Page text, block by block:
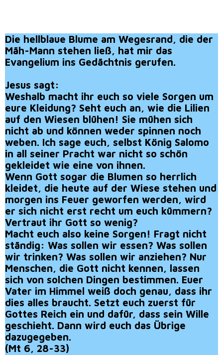
Die hellblaue Blume am Wegesrand, die der
Mäh-Mann stehen ließ, hat mir das
Evangelium ins Gedächtnis gerufen.
Jesus sagt:
Weshalb macht ihr euch so viele Sorgen um
eure Kleidung? Seht euch an, wie die Lilien
auf den Wiesen blühen! Sie mühen sich
nicht ab und können weder spinnen noch
weben. Ich sage euch, selbst König Salomo
in all seiner Pracht war nicht so schön
gekleidet wie eine von ihnen.
Wenn Gott sogar die Blumen so herrlich
kleidet, die heute auf der Wiese stehen und
morgen ins Feuer geworfen werden, wird
er sich nicht erst recht um euch kümmern?
Vertraut ihr Gott so wenig?
Macht euch also keine Sorgen! Fragt nicht
ständig: Was sollen wir essen? Was sollen
wir trinken? Was sollen wir anziehen? Nur
Menschen, die Gott nicht kennen, lassen
sich von solchen Dingen bestimmen. Euer
Vater im Himmel weiß doch genau, dass ihr
dies alles braucht. Setzt euch zuerst für
Gottes Reich ein und dafür, dass sein Wille
geschieht. Dann wird euch das Übrige
dazugegeben.
(Mt 6, 28-33)